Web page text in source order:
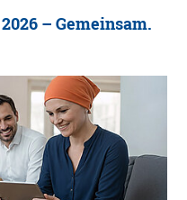
– Gemeinsam.